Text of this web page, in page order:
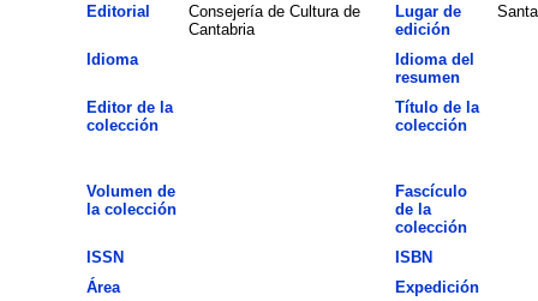
Editorial
Consejería de Cultura de
Cantabria
Lugar de
edición
Idioma
Idioma del
resumen
Editor de la
colección
Título de la
colección
Volumen de
la colección
Fascículo
de la
colección
ISSN
ISBN
Área
Expedición